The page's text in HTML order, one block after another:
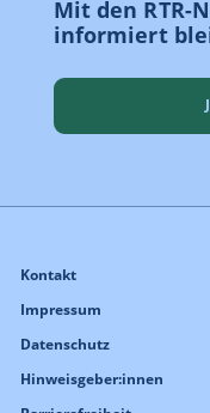
Mit den RTR-
informiert
Kontakt
Impressum
Datenschutz
Hinweisgeber:innen